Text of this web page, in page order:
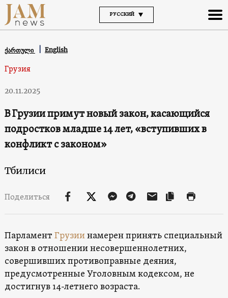
РУССКИЙ
ქართული English
Грузия
20.11.2025
В Грузии примут новый закон, касающийся
подростков младше 14 лет, «вступивших в
конфликт с законом»
Тбилиси
Поделиться
Парламент Грузиинамерен принять специальный
закон в отношении несовершеннолетних,
совершивших противоправные деяния,
предусмотренные Уголовным кодексом, не
достигнув 14-летнего возраста.